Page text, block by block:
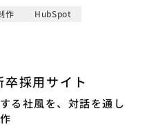
作
HubSpot
採用サイト
る社風を、対話を通し